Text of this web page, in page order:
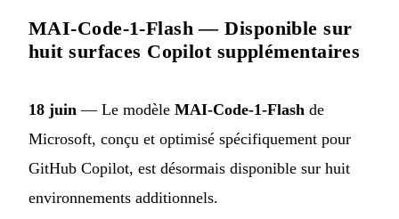
MAI-Code-1-Flash — Disponible sur
huit surfaces Copilot supplémentaires
18 juin — Le modèle MAI-Code-1-Flash de
Microsoft, conçu et optimisé spécifiquement pour
GitHub Copilot, est désormais disponible sur huit
environnements additionnels.